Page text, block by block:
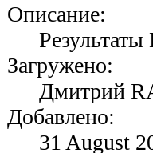
Описание:
Загружено:
Дмитрий
Добавлено:
31 August